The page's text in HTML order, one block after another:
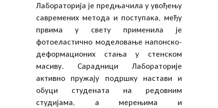
Лабораторија је предњачила у увођењу
савремених метода и поступака, међу
првима у свету применила је
фотоеластично моделовање напонско-
деформационих стања у стенском
масиву. Сарадници Лабораторије
активно пружају подршку настави и
обуци студената на редовним
студијама, а мерењима и